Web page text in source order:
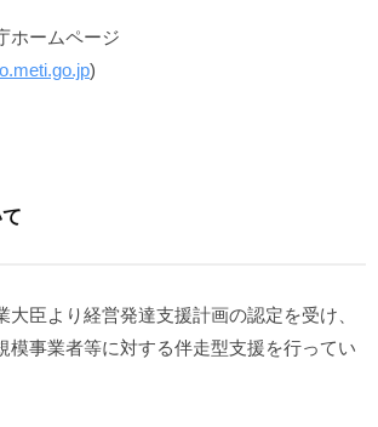
ホームページ
)
大臣より経営発達支援計画の認定を受け、
模事業者等に対する伴走型支援を行ってい